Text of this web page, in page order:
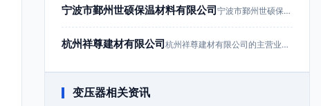
宁波市鄞州世硕保温材料有限公司 宁波市鄞州世硕保温材料有限公司成立于…
杭州祥尊建材有限公司 杭州祥尊建材有限公司的主营业务为建筑…
变压器相关资讯